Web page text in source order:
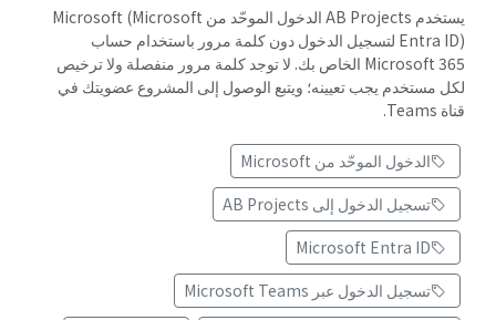
يستخدم AB Projects الدخول الموحّد من Microsoft (Microsoft
Entra ID) لتسجيل الدخول دون كلمة مرور باستخدام حساب
Microsoft 365 الخاص بك. لا توجد كلمة مرور منفصلة ولا ترخيص
لكل مستخدم يجب تعيينه؛ ويتبع الوصول إلى المشروع عضويتك في
قناة Teams.
الدخول الموحّد من Microsoft
تسجيل الدخول إلى AB Projects
Microsoft Entra ID
تسجيل الدخول عبر Microsoft Teams